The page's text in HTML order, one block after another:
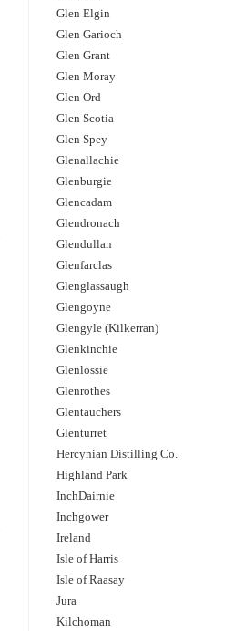
Glen Elgin
Glen Garioch
Glen Grant
Glen Moray
Glen Ord
Glen Scotia
Glen Spey
Glenallachie
Glenburgie
Glencadam
Glendronach
Glendullan
Glenfarclas
Glenglassaugh
Glengoyne
Glengyle (Kilkerran)
Glenkinchie
Glenlossie
Glenrothes
Glentauchers
Glenturret
Hercynian Distilling Co.
Highland Park
InchDairnie
Inchgower
Ireland
Isle of Harris
Isle of Raasay
Jura
Kilchoman